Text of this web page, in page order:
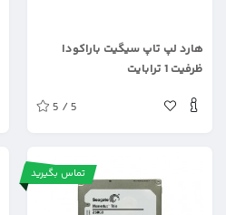
هارد لپ تاپ سیگیت باراکودا
ظرفیت 1 ترابایت
5 / 5
تماس بگیرید